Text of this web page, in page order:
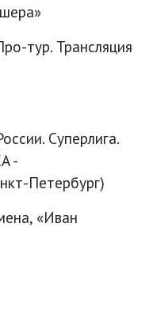
тур. Трансляция
Суперлига.
-
Петербург)
«Иван